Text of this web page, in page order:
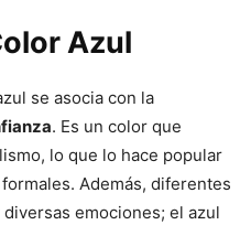
Azul
se asocia con la
. Es un color que
lo que lo hace popular
Además, diferentes
emociones; el azul